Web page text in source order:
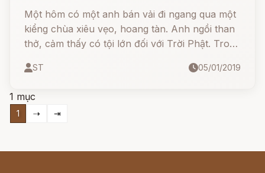
Một hôm có một anh bán vải đi ngang qua một
kiểng chùa xiêu vẹo, hoang tàn. Anh ngồi than
thở, cảm thấy có tội lớn đối với Trời Phật. Trong
tán với anh bán vải:
ST 05/01/2019
1 mục
1 ⇢ ⇥